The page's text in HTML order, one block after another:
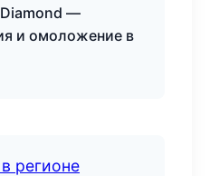
—
и омоложение в
регионе